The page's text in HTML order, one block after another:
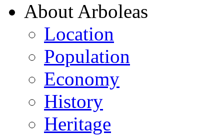
About Arboleas
Location
Population
Economy
History
Heritage